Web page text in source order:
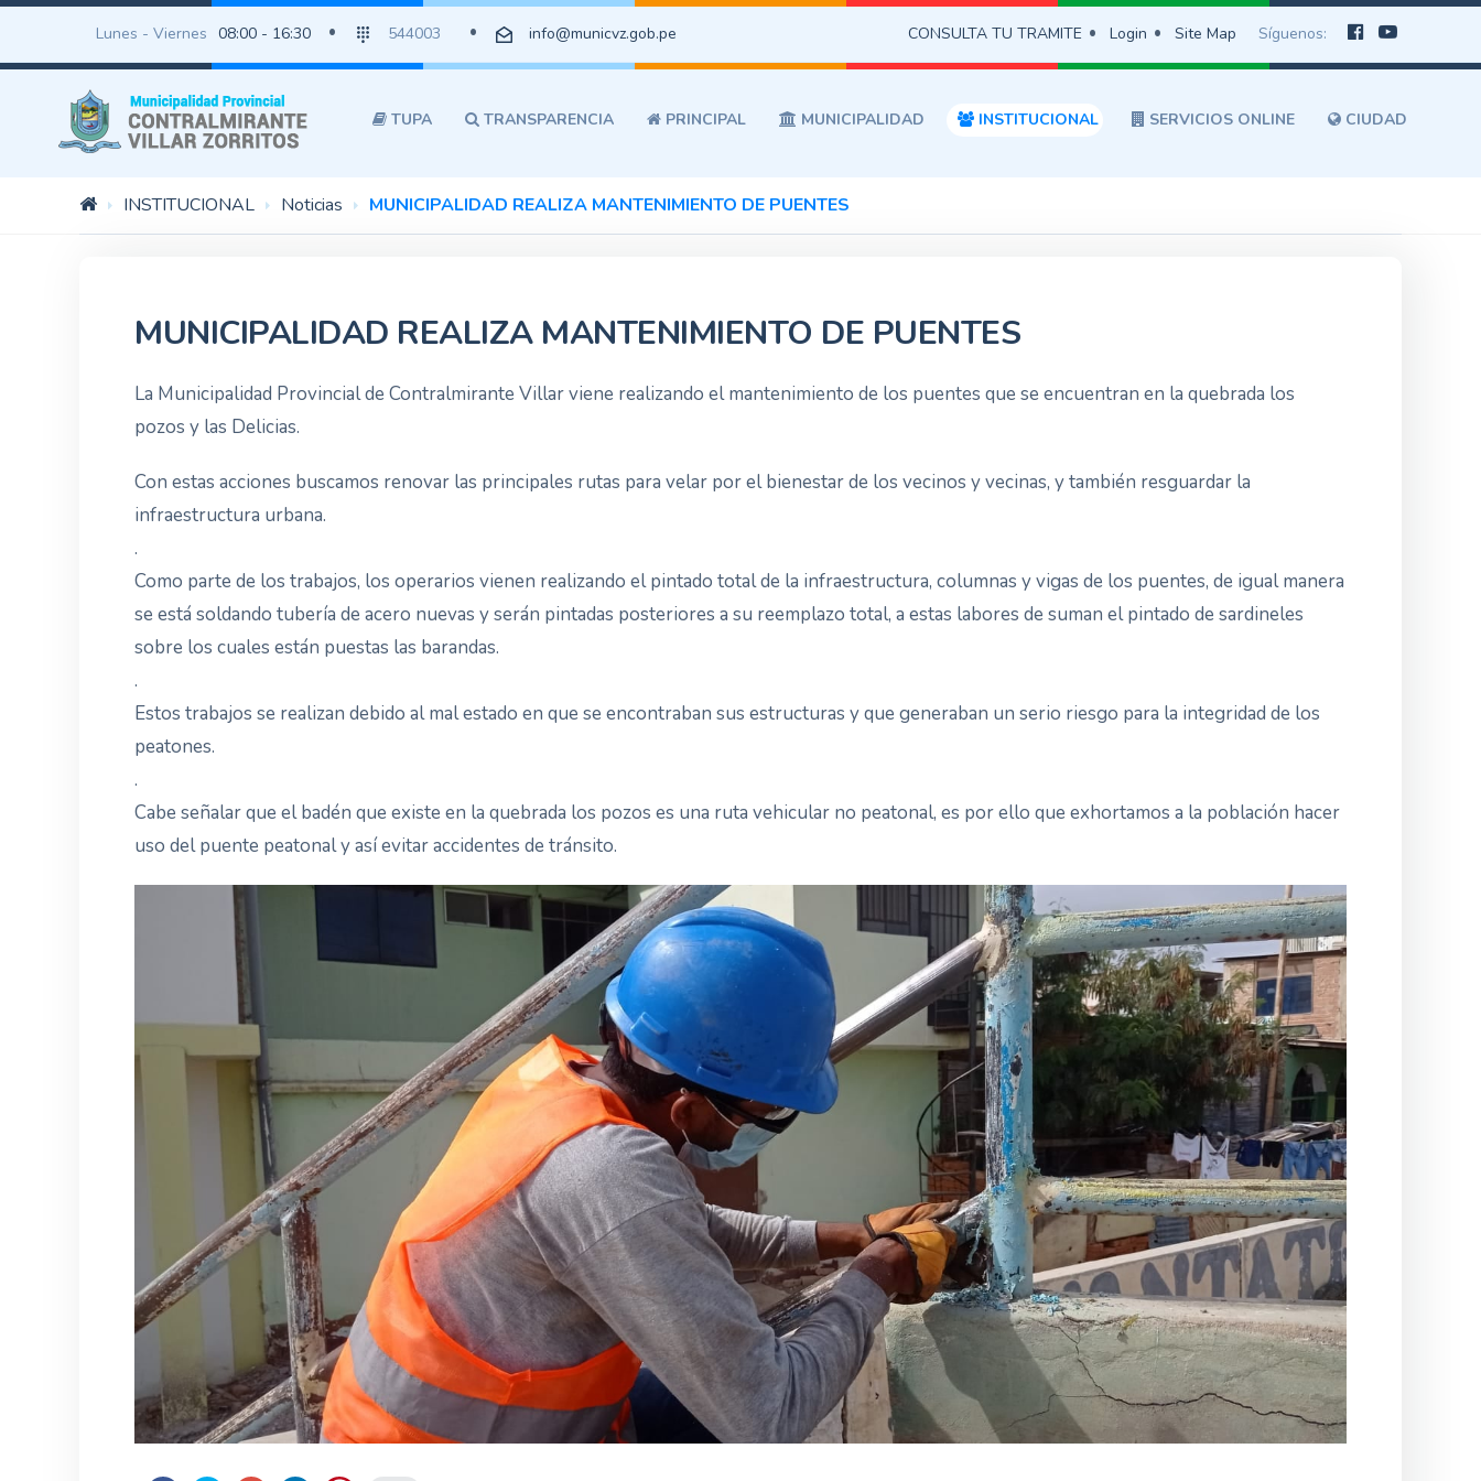
Lunes - Viernes 08:00 - 16:30 544003 info@municvz.gob.pe Síguenos:
CONSULTA TU TRAMITE Login Site Map
TUPA TRANSPARENCIA PRINCIPAL MUNICIPALIDAD INSTITUCIONAL SERVICIOS ONLINE CIUDAD
INSTITUCIONAL Noticias MUNICIPALIDAD REALIZA MANTENIMIENTO DE PUENTES
MUNICIPALIDAD REALIZA MANTENIMIENTO DE PUENTES
La Municipalidad Provincial de Contralmirante Villar viene realizando el mantenimiento de los puentes que se encuentran en la quebrada los
pozos y las Delicias.
Con estas acciones buscamos renovar las principales rutas para velar por el bienestar de los vecinos y vecinas, y también resguardar la
infraestructura urbana.
.
Como parte de los trabajos, los operarios vienen realizando el pintado total de la infraestructura, columnas y vigas de los puentes, de igual manera
se está soldando tubería de acero nuevas y serán pintadas posteriores a su reemplazo total, a estas labores de suman el pintado de sardineles
sobre los cuales están puestas las barandas.
.
Estos trabajos se realizan debido al mal estado en que se encontraban sus estructuras y que generaban un serio riesgo para la integridad de los
peatones.
.
Cabe señalar que el badén que existe en la quebrada los pozos es una ruta vehicular no peatonal, es por ello que exhortamos a la población hacer
uso del puente peatonal y así evitar accidentes de tránsito.